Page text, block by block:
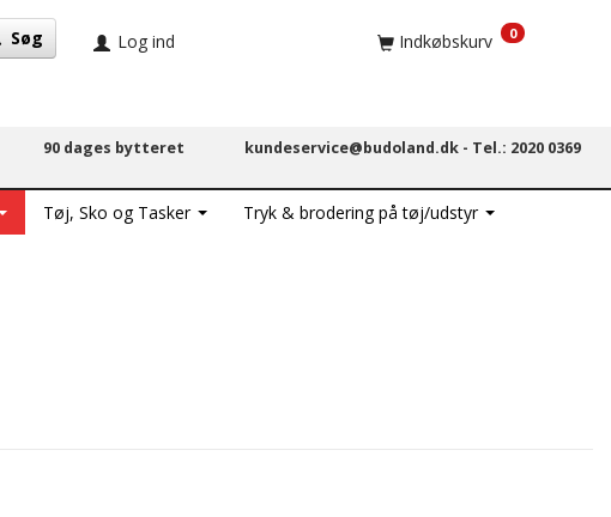
Søg Log ind Indkøbskurv 0
90 dages bytteret kundeservice@budoland.dk - Tel.: 2020 0369
Tøj, Sko og Tasker
Tryk & brodering på tøj/udstyr